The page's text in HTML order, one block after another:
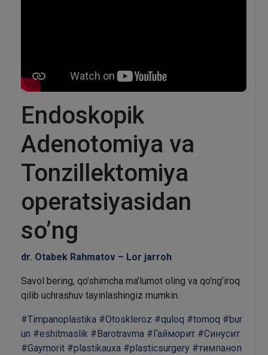
Endoskopik
Adenotomiya va
Tonzillektomiya
operatsiyasidan
so’ng
dr. Otabek Rahmatov – Lor jarroh
Savol bering, qo’shimcha ma’lumot oling va qo’ng’iroq
qilib uchrashuv tayinlashingiz mumkin.
#Timpanoplastika #Otoskleroz #quloq #tomoq #bur
un #eshitmaslik #Barotravma #Гайморит #Синусит
#Gaymorit #plastikauxa #plasticsurgery #тимпаноп